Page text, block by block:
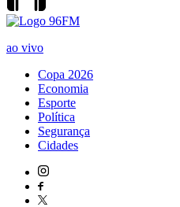
ao vivo
Copa 2026
Economia
Esporte
Política
Segurança
Cidades